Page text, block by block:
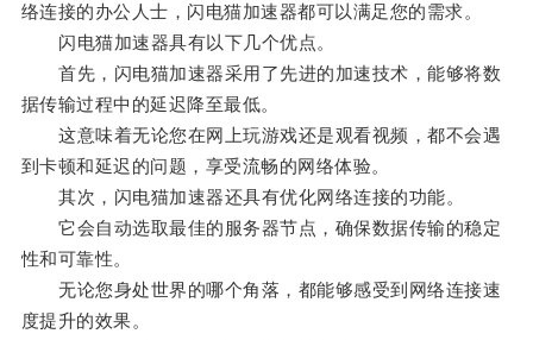
络连接的办公人士，闪电猫加速器都可以满足您的需求。
闪电猫加速器具有以下几个优点。
首先，闪电猫加速器采用了先进的加速技术，能够将数
据传输过程中的延迟降至最低。
这意味着无论您在网上玩游戏还是观看视频，都不会遇
到卡顿和延迟的问题，享受流畅的网络体验。
其次，闪电猫加速器还具有优化网络连接的功能。
它会自动选取最佳的服务器节点，确保数据传输的稳定
性和可靠性。
无论您身处世界的哪个角落，都能够感受到网络连接速
度提升的效果。